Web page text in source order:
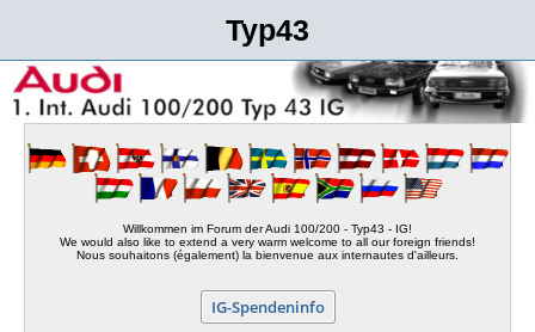
Typ43
Willkommen im Forum der Audi 100/200 - Typ43 - IG!
We would also like to extend a very warm welcome to all our foreign friends!
Nous souhaitons (également) la bienvenue aux internautes d'ailleurs.
IG-Spendeninfo